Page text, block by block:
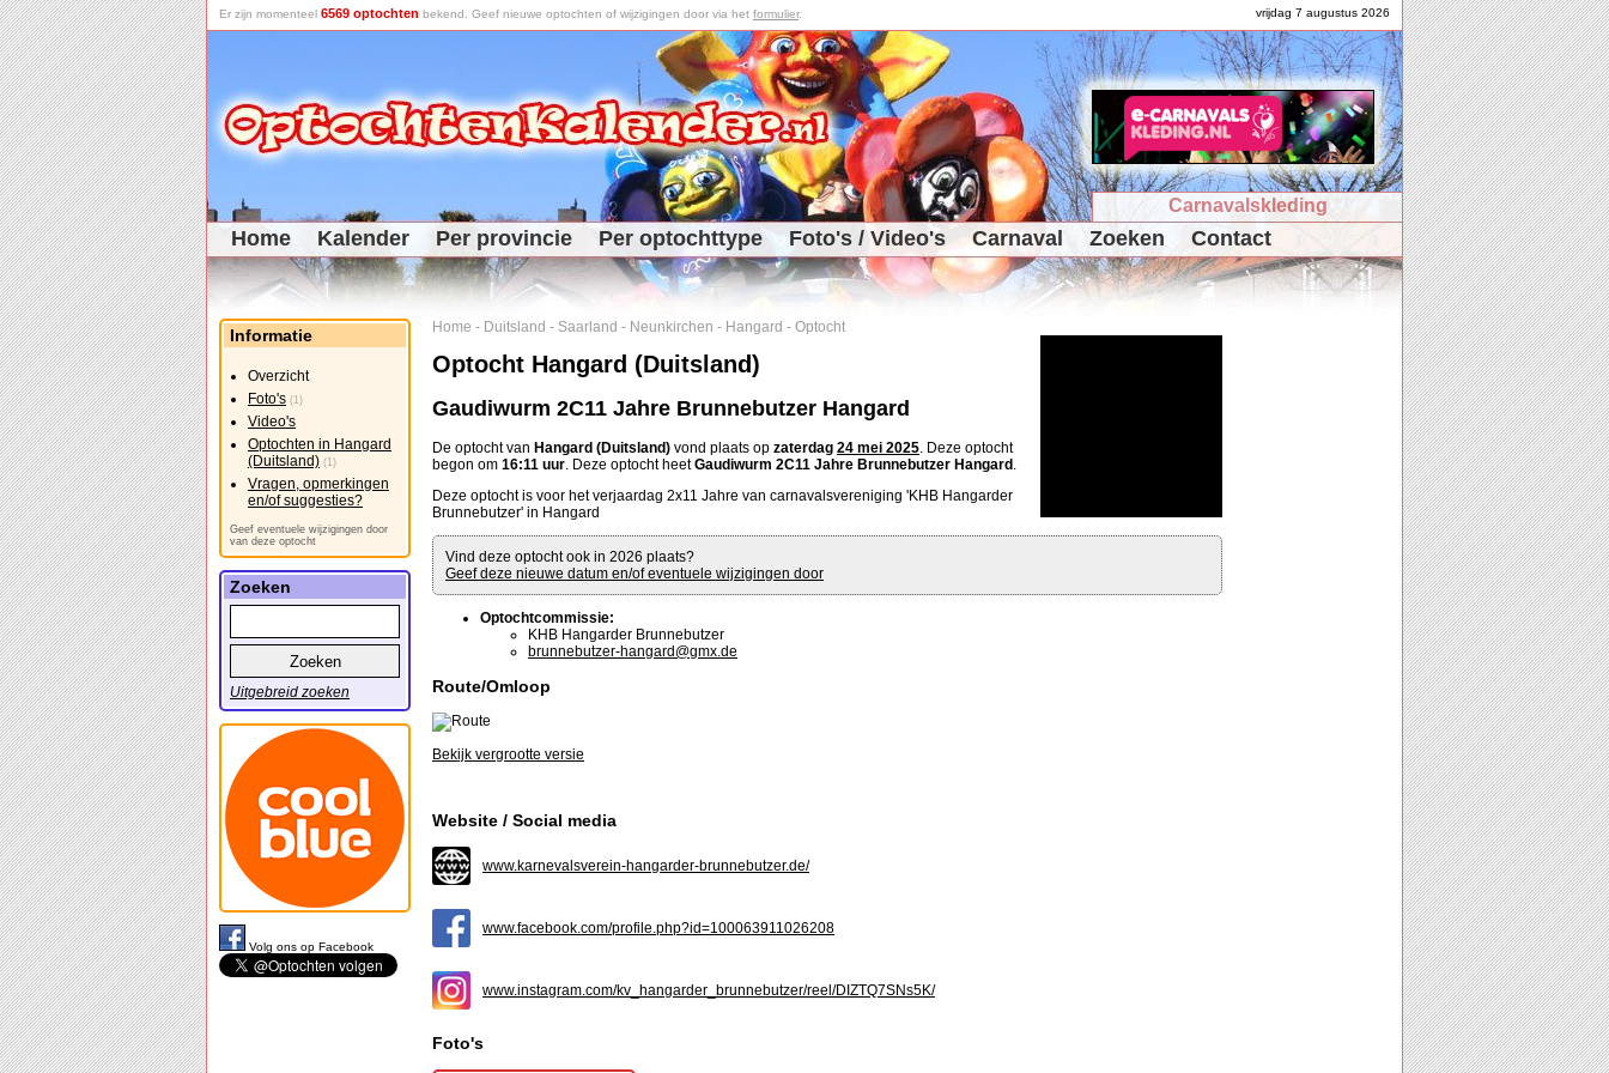
vrijdag 7 augustus 2026
Er zijn momenteel 6569 optochten bekend. Geef nieuwe optochten of wijzigingen door via het formulier.
Carnavalskleding
Home Kalender Per provincie Per optochttype Foto's / Video's Carnaval Zoeken Contact
Home - Duitsland - Saarland - Neunkirchen - Hangard - Optocht
Optocht Hangard (Duitsland)
Gaudiwurm 2C11 Jahre Brunnebutzer Hangard
De optocht van Hangard (Duitsland) vond plaats op zaterdag 24 mei 2025. Deze optocht
begon om 16:11 uur. Deze optocht heetGaudiwurm 2C11 Jahre Brunnebutzer Hangard .
Deze optocht is voor het verjaardag 2x11 Jahre van carnavalsvereniging 'KHB Hangarder
Brunnebutzer' in Hangard
Vind deze optocht ook in 2026 plaats?
Geef deze nieuwe datum en/of eventuele wijzigingen door
Optochtcommissie:
KHB Hangarder Brunnebutzer
brunnebutzer-hangard@gmx.de
Route/Omloop
Bekijk vergrootte versie
Website / Social media
www.karnevalsverein-hangarder-brunnebutzer.de/
www.facebook.com/profile.php?id=100063911026208
www.instagram.com/kv_hangarder_brunnebutzer/reel/DIZTQ7SNs5K/
Foto's
Informatie
Overzicht
Foto's (1)
Video's
Optochten in Hangard
(Duitsland) (1)
Vragen, opmerkingen
en/of suggesties?
Geef eventuele wijzigingen door
van deze optocht
Zoeken
Uitgebreid zoeken
Volg ons op Facebook